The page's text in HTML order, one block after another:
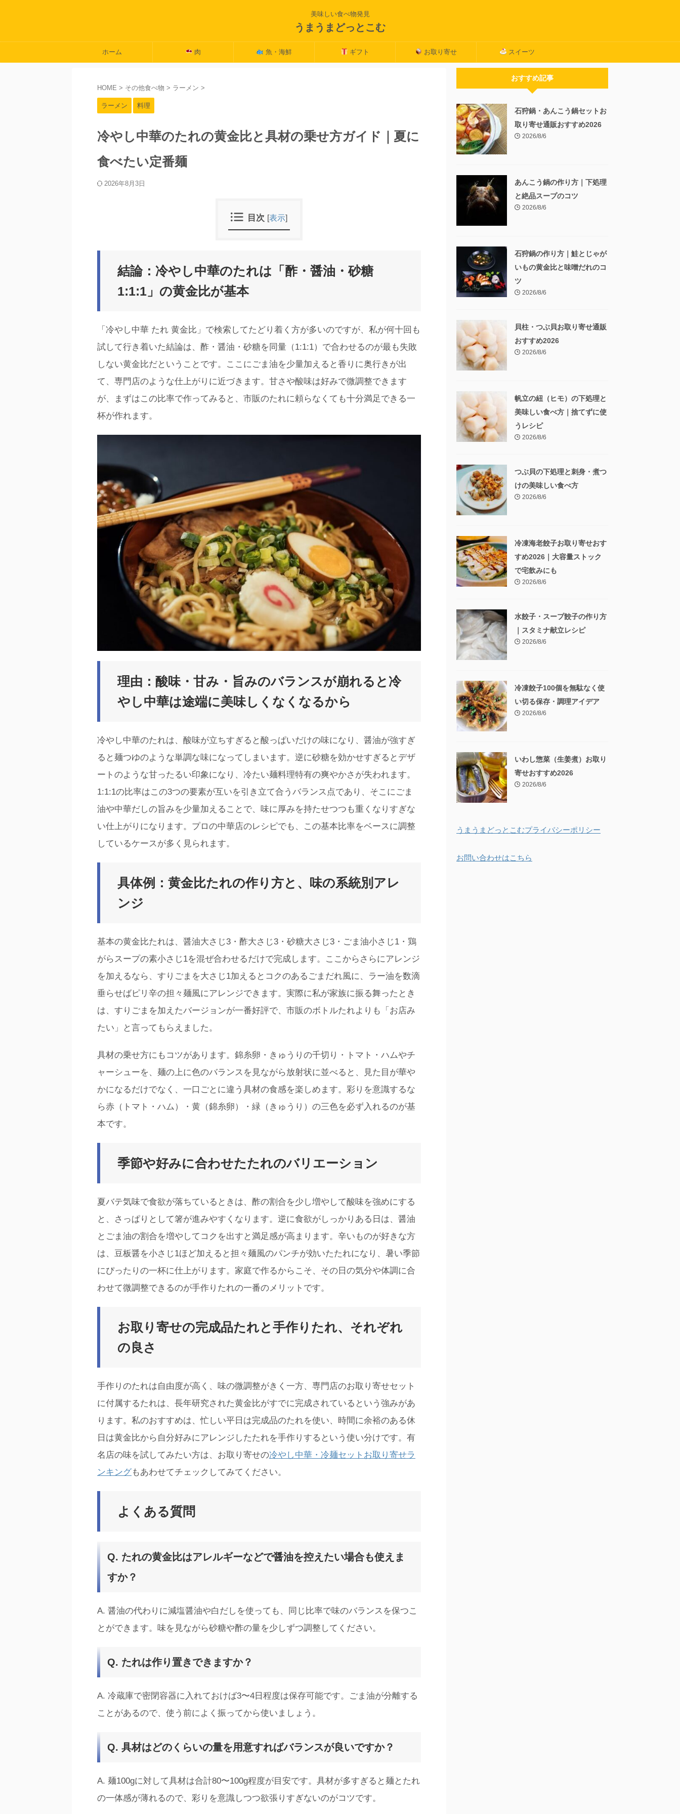
美味しい食べ物発見
うまうまどっとこむ
ホーム 肉 魚・海鮮 ギフト お取り寄せ スイーツ
HOME > その他食べ物 > ラーメン >
ラーメン 料理
冷やし中華のたれの黄金比と具材の乗せ方ガイド｜夏に
食べたい定番麺
2026年8月3日
目次 [表示]
結論：冷やし中華のたれは「酢・醤油・砂糖
1:1:1」の黄金比が基本
「冷やし中華 たれ 黄金比」で検索してたどり着く方が多いのですが、私が何十回も
試して行き着いた結論は、酢・醤油・砂糖を同量（1:1:1）で合わせるのが最も失敗
しない黄金比だということです。ここにごま油を少量加えると香りに奥行きが出
て、専門店のような仕上がりに近づきます。甘さや酸味は好みで微調整できます
が、まずはこの比率で作ってみると、市販のたれに頼らなくても十分満足できる一
杯が作れます。
理由：酸味・甘み・旨みのバランスが崩れると冷
やし中華は途端に美味しくなくなるから
冷やし中華のたれは、酸味が立ちすぎると酸っぱいだけの味になり、醤油が強すぎ
ると麺つゆのような単調な味になってしまいます。逆に砂糖を効かせすぎるとデザ
ートのような甘ったるい印象になり、冷たい麺料理特有の爽やかさが失われます。
1:1:1の比率はこの3つの要素が互いを引き立て合うバランス点であり、そこにごま
油や中華だしの旨みを少量加えることで、味に厚みを持たせつつも重くなりすぎな
い仕上がりになります。プロの中華店のレシピでも、この基本比率をベースに調整
しているケースが多く見られます。
具体例：黄金比たれの作り方と、味の系統別アレ
ンジ
基本の黄金比たれは、醤油大さじ3・酢大さじ3・砂糖大さじ3・ごま油小さじ1・鶏
がらスープの素小さじ1を混ぜ合わせるだけで完成します。ここからさらにアレンジ
を加えるなら、すりごまを大さじ1加えるとコクのあるごまだれ風に、ラー油を数滴
垂らせばピリ辛の担々麺風にアレンジできます。実際に私が家族に振る舞ったとき
は、すりごまを加えたバージョンが一番好評で、市販のボトルたれよりも「お店み
たい」と言ってもらえました。
具材の乗せ方にもコツがあります。錦糸卵・きゅうりの千切り・トマト・ハムやチ
ャーシューを、麺の上に色のバランスを見ながら放射状に並べると、見た目が華や
かになるだけでなく、一口ごとに違う具材の食感を楽しめます。彩りを意識するな
ら赤（トマト・ハム）・黄（錦糸卵）・緑（きゅうり）の三色を必ず入れるのが基
本です。
季節や好みに合わせたたれのバリエーション
夏バテ気味で食欲が落ちているときは、酢の割合を少し増やして酸味を強めにする
と、さっぱりとして箸が進みやすくなります。逆に食欲がしっかりある日は、醤油
とごま油の割合を増やしてコクを出すと満足感が高まります。辛いものが好きな方
は、豆板醤を小さじ1ほど加えると担々麺風のパンチが効いたたれになり、暑い季節
にぴったりの一杯に仕上がります。家庭で作るからこそ、その日の気分や体調に合
わせて微調整できるのが手作りたれの一番のメリットです。
お取り寄せの完成品たれと手作りたれ、それぞれ
の良さ
手作りのたれは自由度が高く、味の微調整がきく一方、専門店のお取り寄せセット
に付属するたれは、長年研究された黄金比がすでに完成されているという強みがあ
ります。私のおすすめは、忙しい平日は完成品のたれを使い、時間に余裕のある休
日は黄金比から自分好みにアレンジしたたれを手作りするという使い分けです。有
名店の味を試してみたい方は、お取り寄せの冷やし中華・冷麺セットお取り寄せラ
ンキングもあわせてチェックしてみてください。
よくある質問
Q. たれの黄金比はアレルギーなどで醤油を控えたい場合も使えま
すか？
A. 醤油の代わりに減塩醤油や白だしを使っても、同じ比率で味のバランスを保つこ
とができます。味を見ながら砂糖や酢の量を少しずつ調整してください。
Q. たれは作り置きできますか？
A. 冷蔵庫で密閉容器に入れておけば3〜4日程度は保存可能です。ごま油が分離する
ことがあるので、使う前によく振ってから使いましょう。
Q. 具材はどのくらいの量を用意すればバランスが良いですか？
A. 麺100gに対して具材は合計80〜100g程度が目安です。具材が多すぎると麺とたれ
の一体感が薄れるので、彩りを意識しつつ欲張りすぎないのがコツです。
おすすめ記事
石狩鍋・あんこう鍋セットお
取り寄せ通販おすすめ2026
2026/8/6
あんこう鍋の作り方｜下処理
と絶品スープのコツ
2026/8/6
石狩鍋の作り方｜鮭とじゃが
いもの黄金比と味噌だれのコ
ツ
2026/8/6
貝柱・つぶ貝お取り寄せ通販
おすすめ2026
2026/8/6
帆立の紐（ヒモ）の下処理と
美味しい食べ方｜捨てずに使
うレシピ
2026/8/6
つぶ貝の下処理と刺身・煮つ
けの美味しい食べ方
2026/8/6
冷凍海老餃子お取り寄せおす
すめ2026｜大容量ストック
で宅飲みにも
2026/8/6
水餃子・スープ餃子の作り方
｜スタミナ献立レシピ
2026/8/6
冷凍餃子100個を無駄なく使
い切る保存・調理アイデア
2026/8/6
いわし惣菜（生姜煮）お取り
寄せおすすめ2026
2026/8/6
うまうまどっとこむプライバシーポリシー
お問い合わせはこちら